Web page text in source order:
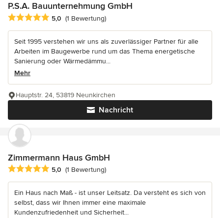
P.S.A. Bauunternehmung GmbH
Durchschnittliche Bewertung: 5 von 5 Sternen
5,0 (1 Bewertung)
Seit 1995 verstehen wir uns als zuverlässiger Partner für alle
Arbeiten im Baugewerbe rund um das Thema energetische
Sanierung oder Wärmedämmu...
Mehr
Nachricht
Hauptstr. 24, 53819 Neunkirchen
Zimmermann Haus GmbH
Durchschnittliche Bewertung: 5 von 5 Sternen
5,0 (1 Bewertung)
Ein Haus nach Maß - ist unser Leitsatz. Da versteht es sich von
selbst, dass wir Ihnen immer eine maximale
Kundenzufriedenheit und Sicherheit...